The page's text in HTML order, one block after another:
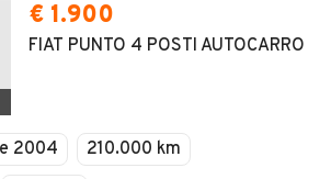
€ 1.900
FIAT PUNTO 4 POSTI AUTOCARRO
2004
210.000 km